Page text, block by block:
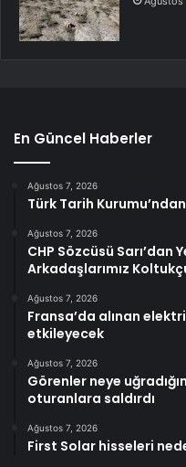
En Güncel Haberler
Ağustos 7, 2026
Türk Tarih
Ağustos 7, 2026
CHP Sözcüsü Sarı’dan
Arkadaşlarımız
Ağustos 7, 2026
Fransa’da alınan
etkileyecek
Ağustos 7, 2026
Görenler neye
oturanlara saldırdı
Ağustos 7, 2026
First Solar hisseleri